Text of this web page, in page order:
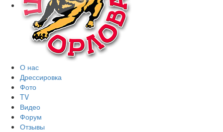
О нас
Дрессировка
Фото
TV
Видео
Форум
Отзывы